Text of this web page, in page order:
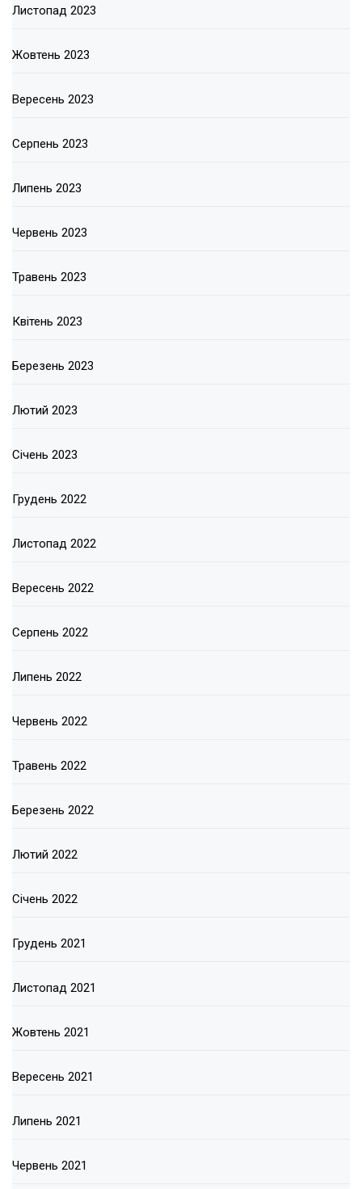
Листопад 2023
Жовтень 2023
Вересень 2023
Серпень 2023
Липень 2023
Червень 2023
Травень 2023
Квітень 2023
Березень 2023
Лютий 2023
Січень 2023
Грудень 2022
Листопад 2022
Вересень 2022
Серпень 2022
Липень 2022
Червень 2022
Травень 2022
Березень 2022
Лютий 2022
Січень 2022
Грудень 2021
Листопад 2021
Жовтень 2021
Вересень 2021
Липень 2021
Червень 2021